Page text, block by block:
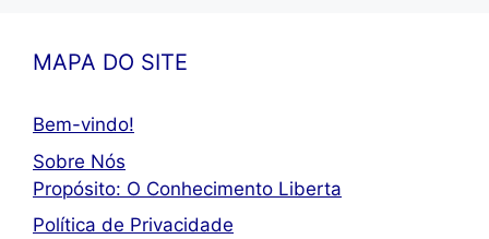
MAPA DO SITE
Bem-vindo!
Sobre Nós
Propósito: O Conhecimento Liberta
Política de Privacidade